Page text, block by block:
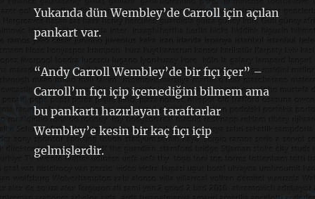
Yukarıda dün Wembley’de Carroll için açılan
pankart var.
“Andy Carroll Wembley’de bir fıçı içer” –
Carroll’ın fıçı içip içemediğini bilmem ama
bu pankartı hazırlayan taraftarlar
Wembley’e kesin bir kaç fıçı içip
gelmişlerdir.